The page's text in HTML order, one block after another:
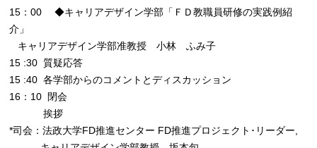
15：00 ◆キャリアデザイン学部「ＦＤ教職員研修の実践例紹
介」
キャリアデザイン学部准教授 小林 ふみ子
15 :30 質疑応答
15 :40 各学部からのコメントとディスカッション
16：10 閉会
挨拶
*司会：法政大学FD推進センター FD推進プロジェクト･リーダー,